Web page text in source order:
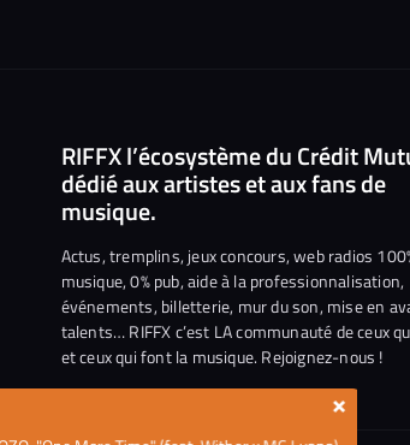
RIFFX l’écosystème du Crédit
dédié aux artistes et aux fans de
musique.
Actus, tremplins, jeux concours, web radios
musique, 0% pub, aide à la professionnalisation,
événements, billetterie, mur du son, mise en
talents… RIFFX c’est LA communauté de ceux
et ceux qui font la musique. Rejoignez-nous !
×